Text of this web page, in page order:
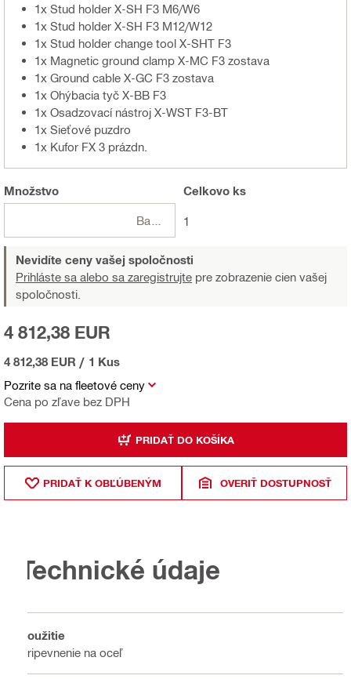
1x Stud holder X-SH F3 M6/W6
1x Stud holder X-SH F3 M12/W12
1x Stud holder change tool X-SHT F3
1x Magnetic ground clamp X-MC F3 zostava
1x Ground cable X-GC F3 zostava
1x Ohýbacia tyč X-BB F3
1x Osadzovací nástroj X-WST F3-BT
1x Sieťové puzdro
1x Kufor FX 3 prázdn.
Množstvo Celkovo ks
1
Nevidíte ceny vašej spoločnosti
Prihláste sa alebo sa zaregistrujte pre zobrazenie cien vašej
spoločnosti.
Pozrite sa na fleetové ceny
Cena po zľave bez DPH
4 812,38 EUR
4 812,38 EUR / 1 Kus
PRIDAŤ DO KOŠÍKA
PRIDAŤ K OBĽÚBENÝM OVERIŤ DOSTUPNOSŤ
Technické údaje
Použitie
Pripevnenie na oceľ